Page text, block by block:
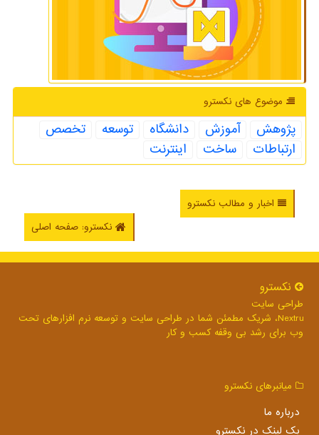
موضوع های نكسترو
پژوهش آموزش دانشگاه توسعه
تخصص
ارتباطات
ساخت اینترنت
اخبار و مطالب نکسترو
نکسترو: صفحه اصلی
نكسترو
طراحی سایت
Nextru، شریک مطمئن شما در طراحی سایت و توسعه نرم افزارهای تحت
وب برای رشد بی وقفه کسب و کار
میانبرهای نكسترو
درباره ما
بک لینک در نكسترو